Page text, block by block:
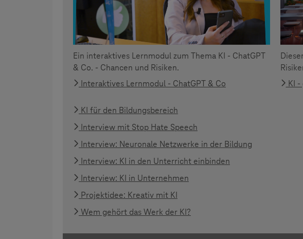
Ein interaktives Lernmodul zum Thema KI - ChatGPT
& Co. - Chancen und Risiken.
Interaktives Lernmodul - ChatGPT & Co
KI
KI für den Bildungsbereich
Interview mit Stop Hate Speech
Interview: Neuronale Netzwerke in der Bildung
Interview: KI in den Unterricht einbinden
Interview: KI in Unternehmen
Projektidee: Kreativ mit KI
Wem gehört das Werk der KI?